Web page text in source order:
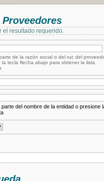
el resultado requerido.
de la razón social o del ruc del
la tecla flecha abajo para obtener la lista
del nombre de la entidad o presione